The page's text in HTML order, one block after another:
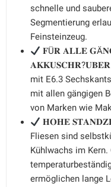
schnelle und
Segmentierung
Feinsteinzeug.
𝐅Ü𝐑 𝐀𝐋𝐋𝐄
𝐀𝐊𝐊𝐔𝐒𝐂𝐇𝐑?𝐔𝐁𝐄𝐑 -
mit E6.3
mit allen gängigen
von Marken wie
𝐇𝐎𝐇𝐄
Fliesen sind
Kühlwachs im
ermöglichen lange